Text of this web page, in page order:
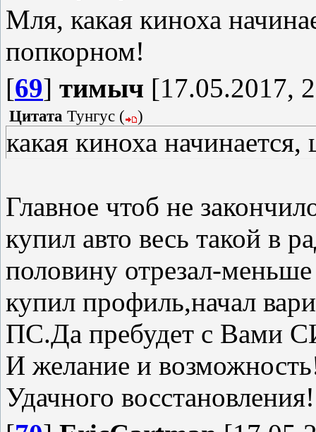
Мля, какая киноха
попкорном!
[69] тимыч [17.05.2017,
Цитата Тунгус ( )
какая киноха
Главное чтоб не
купил авто весь такой в
половину отрезал-
купил профиль,начал
ПС.Да пребудет с Вами
И желание и
Удачного восстановления!